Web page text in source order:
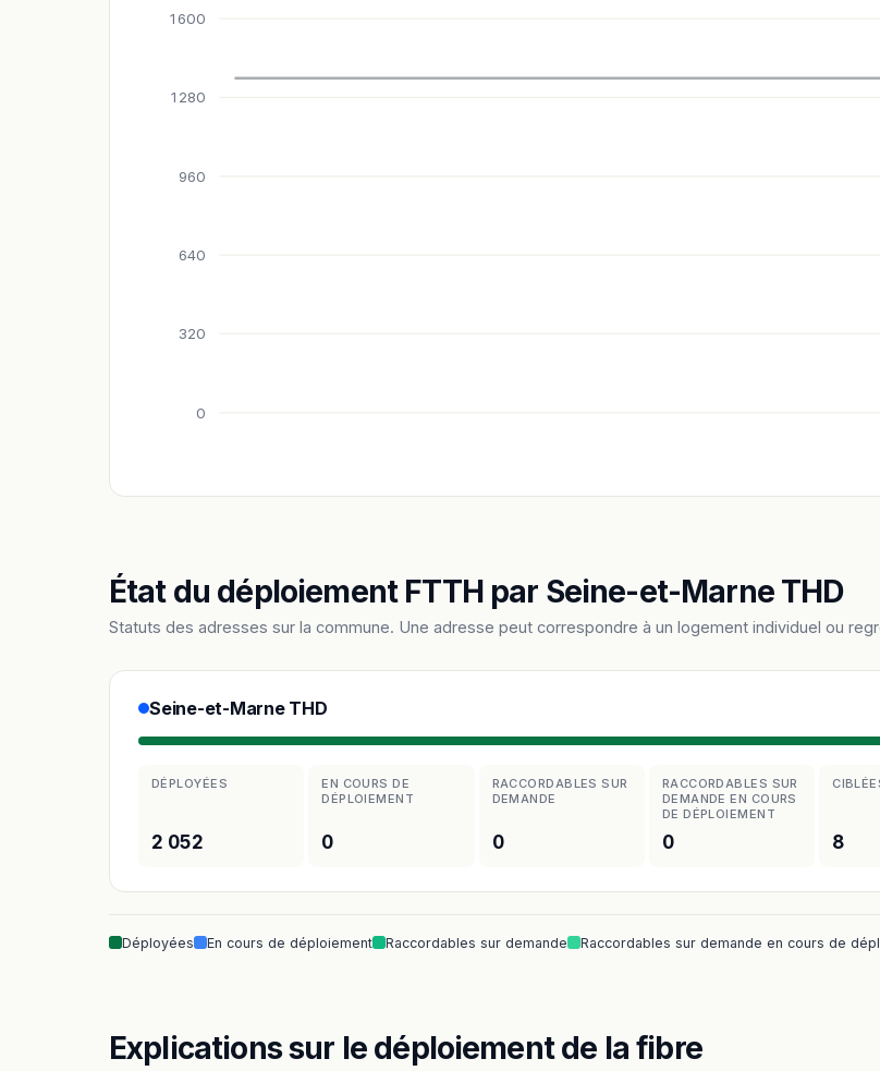
0
320
640
960
1 280
1 600
État du déploiement FTTH par Seine-et-Marne THD
Statuts des adresses sur la commune. Une adresse peut correspondre à un logement individuel ou
Seine-et-Marne THD
DÉPLOYÉES
2 052
EN COURS DE
DÉPLOIEMENT
0
RACCORDABLES SUR
DEMANDE
0
RACCORDABLES SUR
DEMANDE EN COURS
DE DÉPLOIEMENT
0 8
Déployées En cours de déploiement Raccordables sur demande Raccordables sur demande en cours de
Explications sur le déploiement de la fibre